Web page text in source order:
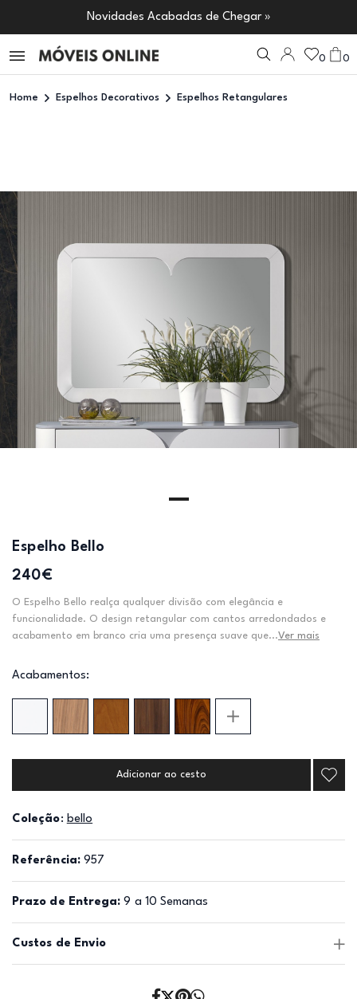
Novidades Acabadas de Chegar »
0 0
Home Espelhos Decorativos Espelhos Retangulares
Espelho Bello
240€
O Espelho Bello realça qualquer divisão com elegância e
funcionalidade. O design retangular com cantos arredondados e
acabamento em branco cria uma presença suave que...Ver mais
Acabamentos:
Adicionar ao cesto
Coleção: bello
Referência: 957
Prazo de Entrega: 9 a 10 Semanas
Custos de Envio